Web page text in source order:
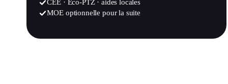
MOE optionnelle pour la suite